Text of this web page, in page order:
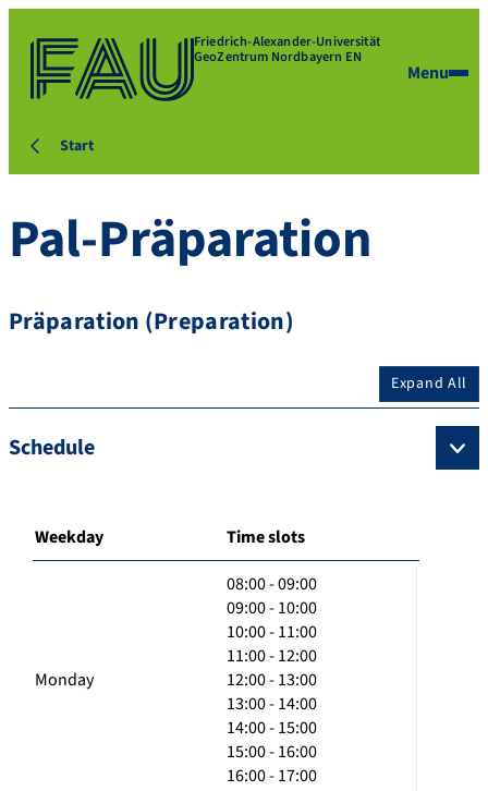
Friedrich-Alexander-Universität
GeoZentrum Nordbayern EN
Menu
Start
Pal-Präparation
Präparation (Preparation)
Expand All
Schedule
Weekday Time slots
Monday
08:00 - 09:00
09:00 - 10:00
10:00 - 11:00
11:00 - 12:00
12:00 - 13:00
13:00 - 14:00
14:00 - 15:00
15:00 - 16:00
16:00 - 17:00